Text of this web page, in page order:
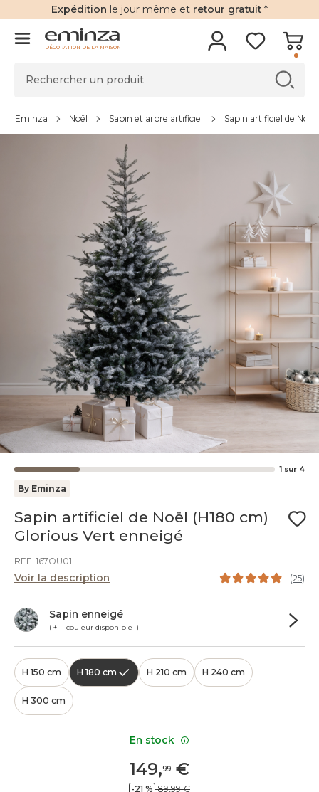
Expédition le jour même et retour gratuit *
DÉCORATION DE LA MAISON
Eminza Noël Sapin et arbre artificiel Sapin artificiel de Noël
1 sur 4
By Eminza
Sapin artificiel de Noël (H180 cm)
Glorious Vert enneigé
REF. 167OU01
Voir la description (25)
Sapin enneigé
( + 1 couleur disponible )
H 150 cm H 180 cm H 210 cm H 240 cm
H 300 cm
149,99 €
-21 % 189,99 €